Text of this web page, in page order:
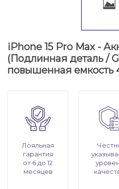
iPhone 15 Pro Max -
(Подлинная деталь /
повышенная емкость
Лояльная
гарантия
от 6 до 12
месяцев